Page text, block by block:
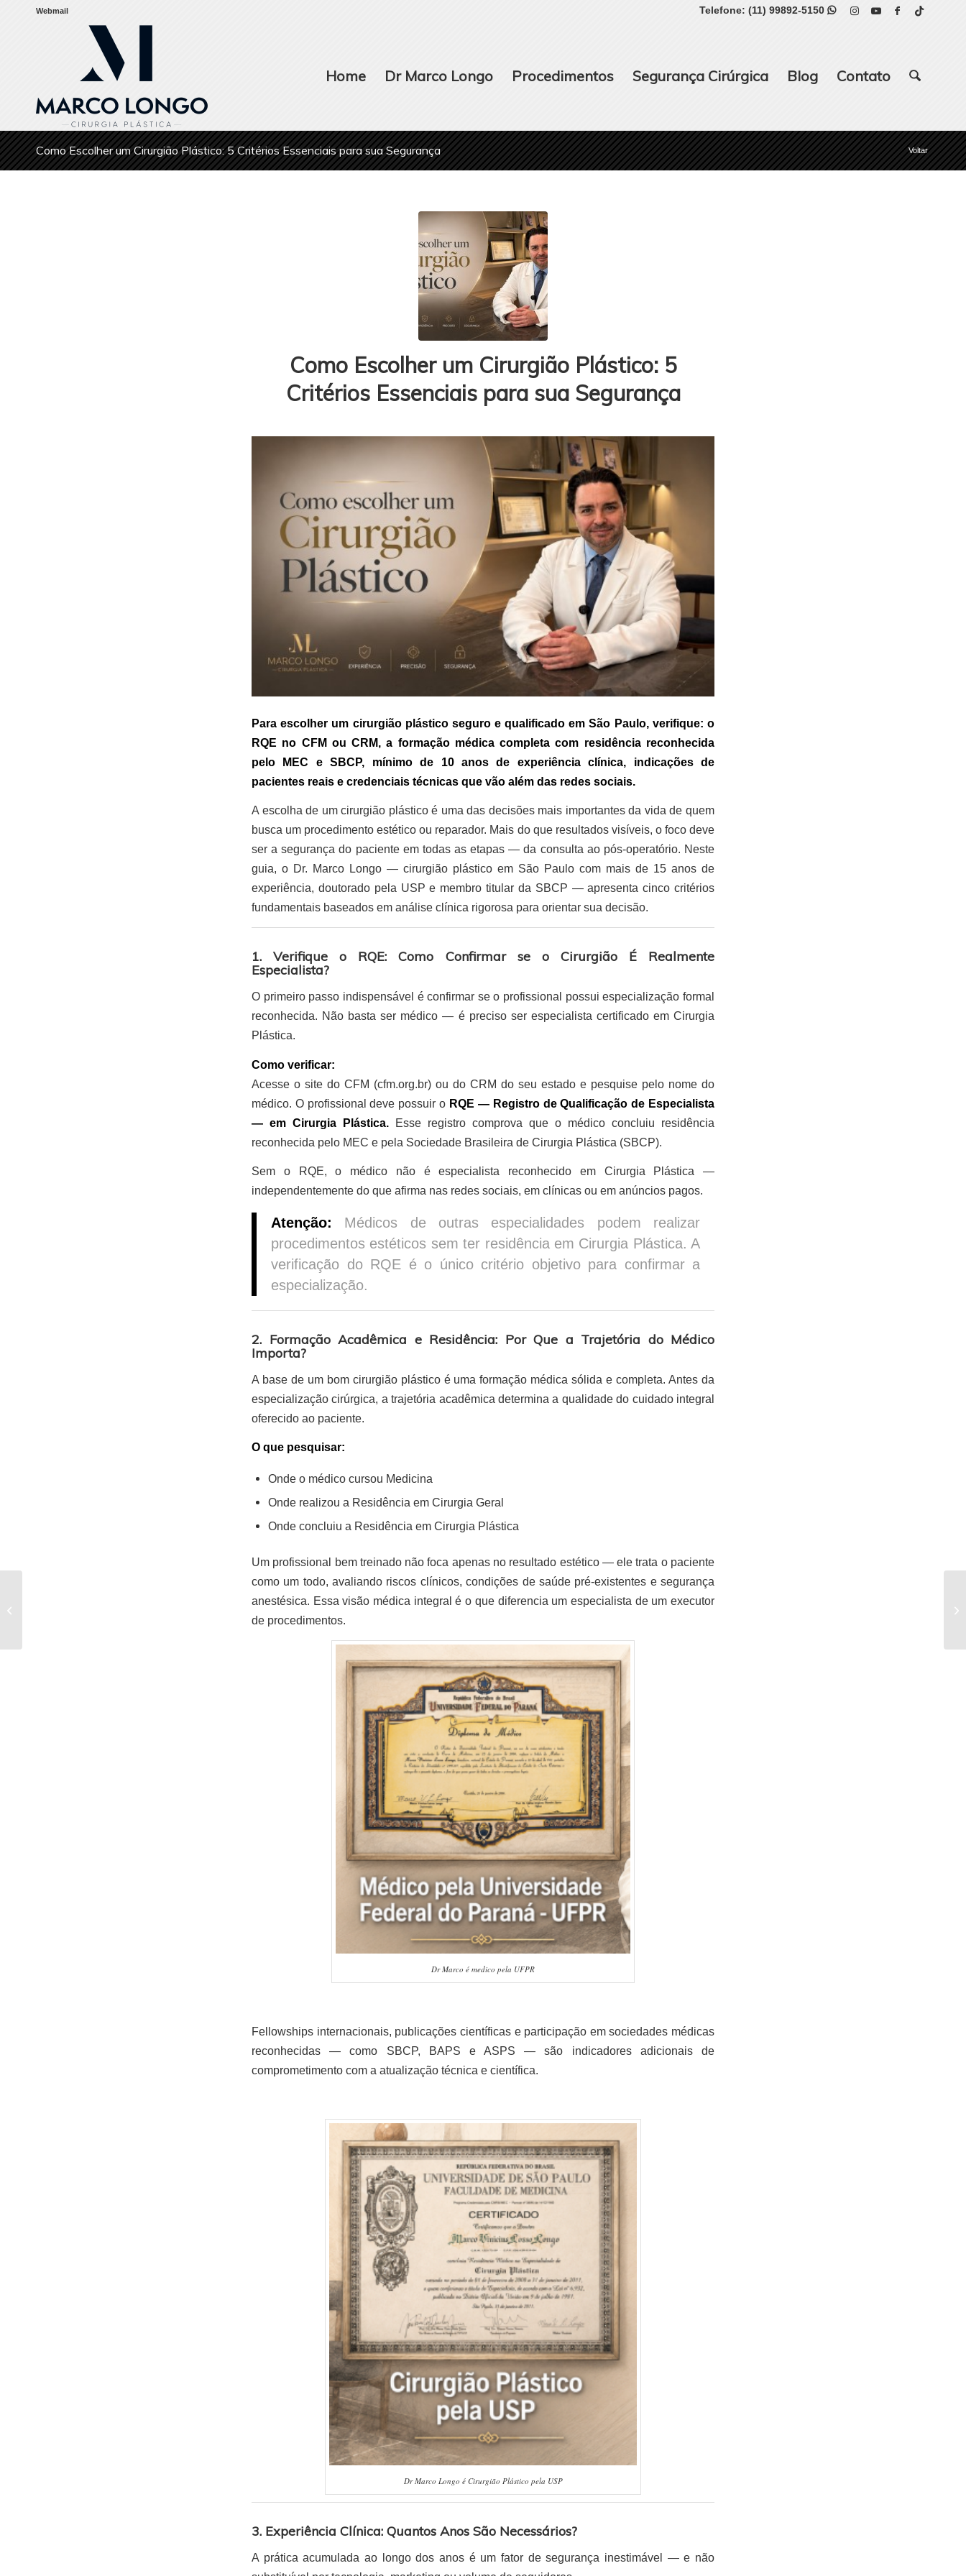
Webmail Telefone: (11) 99892-5150 
Home Dr Marco Longo Procedimentos Segurança Cirúrgica Blog Contato
Como Escolher um Cirurgião Plástico: 5 Critérios Essenciais para sua Segurança Voltar
Como Escolher um Cirurgião Plástico: 5
Critérios Essenciais para sua Segurança
Para escolher um cirurgião plástico seguro e qualificado em São Paulo, verifique: o
RQE no CFM ou CRM, a formação médica completa com residência reconhecida
pelo MEC e SBCP, mínimo de 10 anos de experiência clínica, indicações de
pacientes reais e credenciais técnicas que vão além das redes sociais.
A escolha de um cirurgião plástico é uma das decisões mais importantes da vida de quem
busca um procedimento estético ou reparador. Mais do que resultados visíveis, o foco deve
ser a segurança do paciente em todas as etapas — da consulta ao pós-operatório. Neste
guia, o Dr. Marco Longo — cirurgião plástico em São Paulo com mais de 15 anos de
experiência, doutorado pela USP e membro titular da SBCP — apresenta cinco critérios
fundamentais baseados em análise clínica rigorosa para orientar sua decisão.
1. Verifique o RQE: Como Confirmar se o Cirurgião É Realmente
Especialista?
O primeiro passo indispensável é confirmar se o profissional possui especialização formal
reconhecida. Não basta ser médico — é preciso ser especialista certificado em Cirurgia
Plástica.
Como verificar:
Acesse o site do CFM (cfm.org.br) ou do CRM do seu estado e pesquise pelo nome do
médico. O profissional deve possuir o RQE — Registro de Qualificação de Especialista
— em Cirurgia Plástica.
Esse registro comprova que o médico concluiu residência
reconhecida pelo MEC e pela Sociedade Brasileira de Cirurgia Plástica (SBCP).
Sem o RQE, o médico não é especialista reconhecido em Cirurgia Plástica —
independentemente do que afirma nas redes sociais, em clínicas ou em anúncios pagos.
Atenção: Médicos de outras especialidades podem realizar
procedimentos estéticos sem ter residência em Cirurgia Plástica. A
verificação do RQE é o único critério objetivo para confirmar a
especialização.
2. Formação Acadêmica e Residência: Por Que a Trajetória do Médico
Importa?
A base de um bom cirurgião plástico é uma formação médica sólida e completa. Antes da
especialização cirúrgica, a trajetória acadêmica determina a qualidade do cuidado integral
oferecido ao paciente.
O que pesquisar:
Onde o médico cursou Medicina
Onde realizou a Residência em Cirurgia Geral
Onde concluiu a Residência em Cirurgia Plástica
Um profissional bem treinado não foca apenas no resultado estético — ele trata o paciente
como um todo, avaliando riscos clínicos, condições de saúde pré-existentes e segurança
anestésica. Essa visão médica integral é o que diferencia um especialista de um executor
de procedimentos.
Dr Marco é medico pela UFPR
Fellowships internacionais, publicações científicas e participação em sociedades médicas
reconhecidas — como SBCP, BAPS e ASPS — são indicadores adicionais de
comprometimento com a atualização técnica e científica.
Dr Marco Longo é Cirurgião Plástico pela USP
3. Experiência Clínica: Quantos Anos São Necessários?
A prática acumulada ao longo dos anos é um fator de segurança inestimável — e não